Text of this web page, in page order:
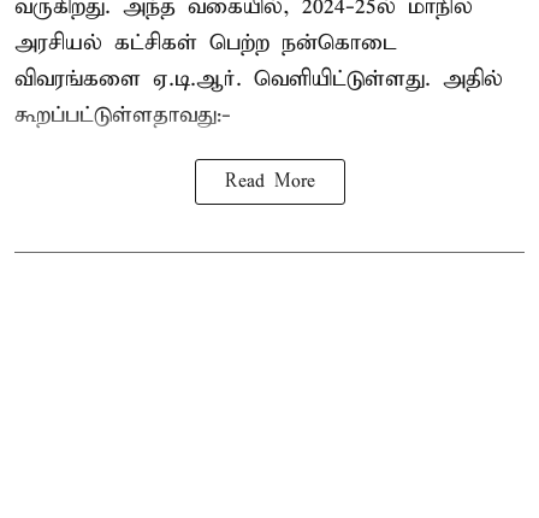
வருகிறது. அந்த வகையில், 2024-25ல் மாநில
அரசியல் கட்சிகள் பெற்ற நன்கொடை
விவரங்களை ஏ.டி.ஆர். வெளியிட்டுள்ளது. அதில்
கூறப்பட்டுள்ளதாவது:-
Read More